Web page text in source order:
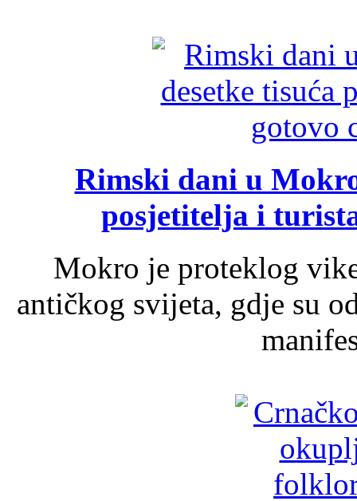
Rimski dani u
posjetitelja i
Mokro je proteklog
antičkog svijeta, gdje su